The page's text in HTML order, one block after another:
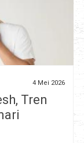
4 Mei 2026
Tren